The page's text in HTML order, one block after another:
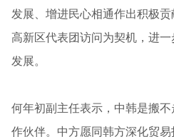
发展、增进民心相通作出积极
高新区代表团访问为契机，进
发展。
何年初副主任表示，中韩是搬
作伙伴。中方愿同韩方深化贸